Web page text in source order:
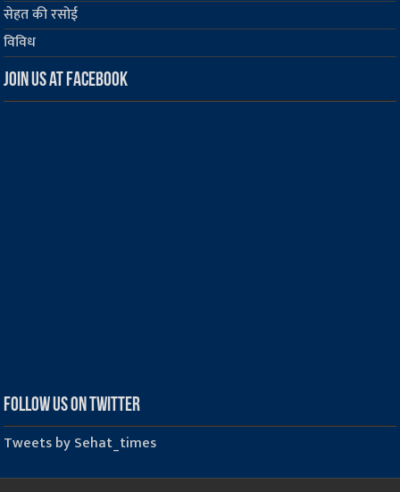
सेहत की रसोई
विविध
Join us at Facebook
Follow us on Twitter
Tweets by Sehat_times